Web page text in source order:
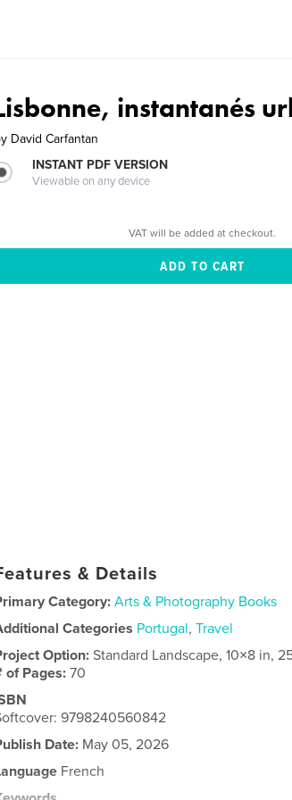
instantanés
David Carfantan
INSTANT PDF VERSION
Viewable on any device
VAT will be added at checkout.
& Details
Category: Arts & Photography Books
Categories Portugal,Travel
Option:Standard Landscape, 10×8 in,
of Pages:70
9798240560842
Date: May 05, 2026
French